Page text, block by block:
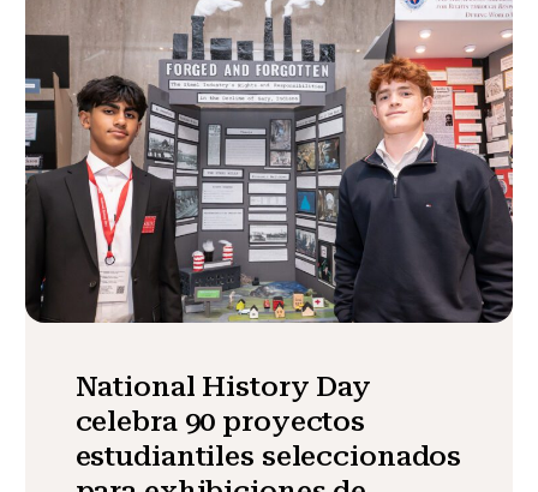
National History Day
celebra 90 proyectos
estudiantiles seleccionados